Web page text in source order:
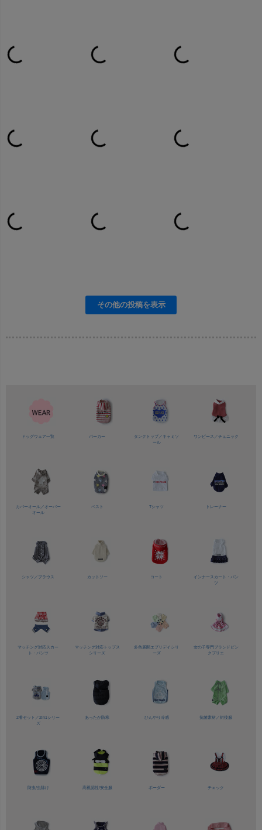
ドッグウェア一覧 パーカー タンクトップ／ キャミソ
ール
ワンピース／チュニック
カバーオール／ オーバー
オール
ベスト Tシャツ トレーナー
シャツ／ ブラウス カットソー コート
インナースカート・パン
ツ
マッチング対応スカー
ト・パンツ
マッチング対応トップス
シリーズ
多色展開 エブリデイシリ
ーズ
女の子専門ブランド ピン
クプリエ
2着セット／2in1シリー
ズ
あったか防寒 ひんやり冷感 抗菌素材／術後服
防虫/虫除け 高視認性/安全服 ボーダー チェック